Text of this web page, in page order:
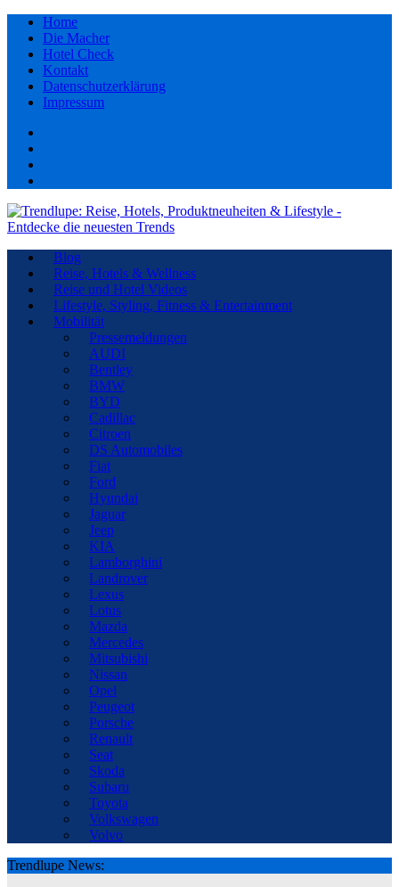
Home
Die Macher
Hotel Check
Kontakt
Datenschutzerklärung
Impressum
Blog
Reise, Hotels & Wellness
Reise und Hotel Videos
Lifestyle, Styling, Fitness & Entertainment
Mobilität
Pressemeldungen
AUDI
Bentley
BMW
BYD
Cadillac
Citroen
DS Automobiles
Fiat
Ford
Hyundai
Jaguar
Jeep
KIA
Lamborghini
Landrover
Lexus
Lotus
Mazda
Mercedes
Mitsubishi
Nissan
Opel
Peugeot
Porsche
Renault
Seat
Skoda
Subaru
Toyota
Volkswagen
Volvo
Trendlupe News: